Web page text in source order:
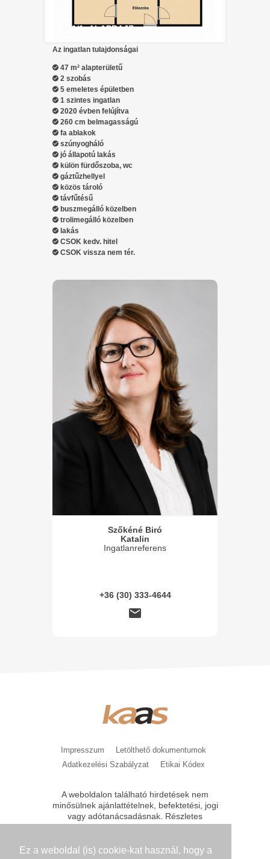
Ez a weboldal (is) cookie-kat használ, hogy a
1/1 ALAPRAJZ
Az ingatlan tulajdonságai
47 m² alapterületű
2 szobás
5 emeletes épületben
1 szintes ingatlan
2020 évben felújítva
260 cm belmagasságú
fa ablakok
szúnyogháló
jó állapotú lakás
külön fürdőszoba, wc
gáztűzhellyel
közös tároló
távfűtésű
buszmegálló közelben
trolimegálló közelben
lakás
CSOK kedv. hitel
CSOK vissza nem tér.
Szőkéné Biró
Katalin
Ingatlanreferens
+36 (30) 333-4644
Impresszum
Letölthető dokumentumok
Adatkezelési Szabályzat
Etikai Kódex
A weboldalon található hirdetések nem
minősülnek ajánlattételnek, befektetési, jogi
vagy adótanácsadásnak. Részletes
tájékoztatást, feltételeket csak közvetlen
rendelkezésére. A kondíciók módosításának